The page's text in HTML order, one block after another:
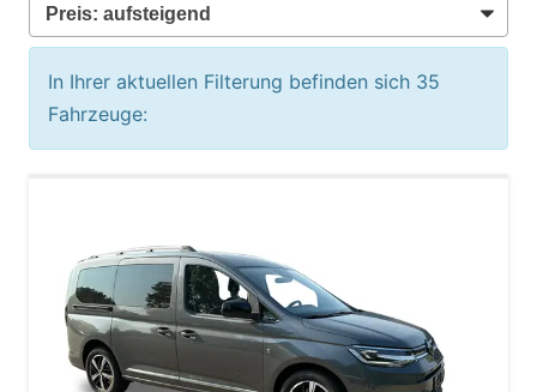
In Ihrer aktuellen Filterung befinden sich 35
Fahrzeuge: